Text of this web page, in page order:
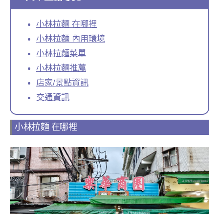
小林拉麵 在哪裡
小林拉麵 內用環境
小林拉麵菜單
小林拉麵推薦
店家/景點資訊
交通資訊
小林拉麵 在哪裡